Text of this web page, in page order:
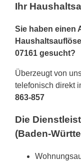
Ihr
Sie haben einen
07161 gesucht?
Überzeugt von
telefonisch direkt
863-857
Die
(Baden-